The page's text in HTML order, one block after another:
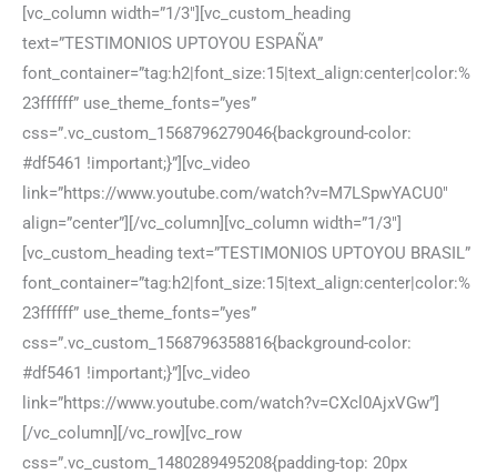
[vc_column width=”1/3″][vc_custom_heading
text=”TESTIMONIOS UPTOYOU ESPAÑA”
font_container=”tag:h2|font_size:15|text_align:center|color:%
23ffffff” use_theme_fonts=”yes”
css=”.vc_custom_1568796279046{background-color:
#df5461 !important;}”][vc_video
link=”https://www.youtube.com/watch?v=M7LSpwYACU0″
align=”center”][/vc_column][vc_column width=”1/3″]
[vc_custom_heading text=”TESTIMONIOS UPTOYOU BRASIL”
font_container=”tag:h2|font_size:15|text_align:center|color:%
23ffffff” use_theme_fonts=”yes”
css=”.vc_custom_1568796358816{background-color:
#df5461 !important;}”][vc_video
link=”https://www.youtube.com/watch?v=CXcl0AjxVGw”]
[/vc_column][/vc_row][vc_row
css=”.vc_custom_1480289495208{padding-top: 20px